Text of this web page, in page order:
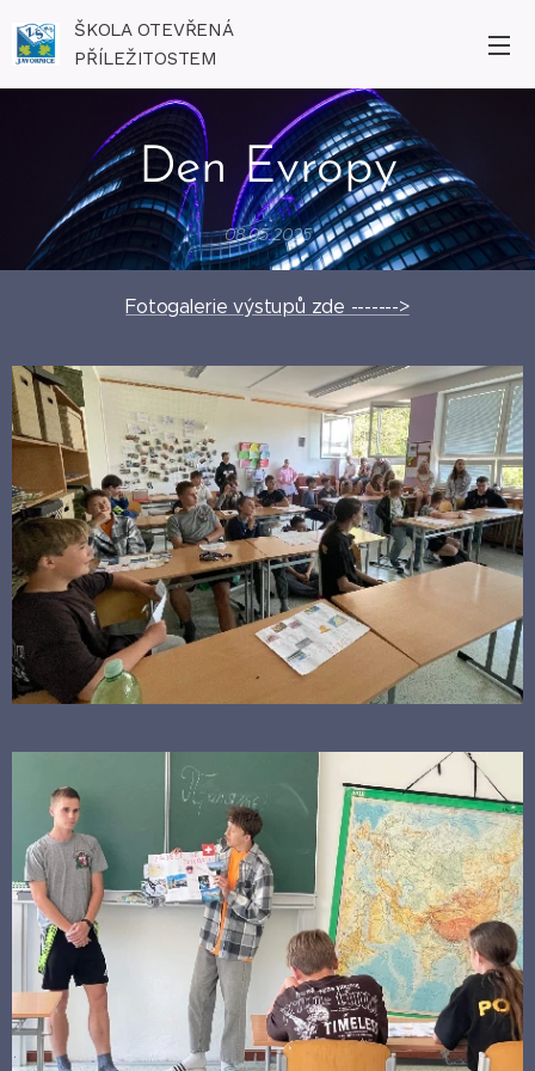
ŠKOLA OTEVŘENÁ
PŘÍLEŽITOSTEM
Den Evropy
08.05.2025
Fotogalerie výstupů zde ------->